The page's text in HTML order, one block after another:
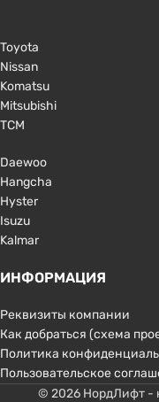
Toyota
Nissan
Komatsu
Mitsubishi
TCM
Daewoo
Hangcha
Hyster
Isuzu
Kalmar
ИНФОРМАЦИЯ
Реквизиты компании
Как добраться (схема
Политика
Пользовательское
© 2026 НордЛифт -